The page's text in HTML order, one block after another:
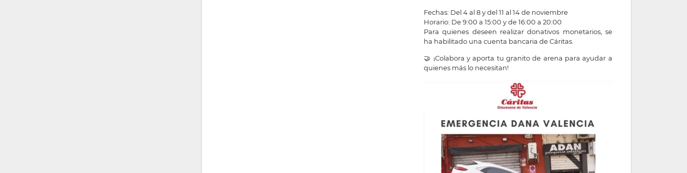
Fechas: Del 4 al 8 y del 11 al 14 de noviembre
Horario: De 9:00 a 15:00 y de 16:00 a 20:00
Para quienes deseen realizar donativos monetarios, se
ha habilitado una cuenta bancaria de Cáritas.
🤝 ¡Colabora y aporta tu granito de arena para ayudar a
quienes más lo necesitan!